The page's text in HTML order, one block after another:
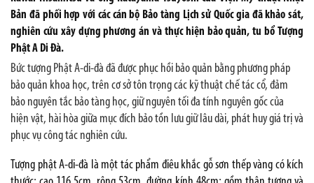
Bản đã phối hợp với các cán bộ Bảo tàng Lịch sử Quốc gia đã khảo sát,
nghiên cứu xây dựng phương án và thực hiện bảo quản, tu bổ Tượng
Phật A Di Đà.
Bức tượng Phật A-di-đà đã được phục hồi bảo quản bằng phương pháp
bảo quản khoa học, trên cơ sở tôn trọng các kỹ thuật chế tác cổ, đảm
bảo nguyên tắc bảo tàng học, giữ nguyên tối đa tính nguyên gốc của
hiện vật, hài hòa giữa mục đích bảo tồn lưu giữ lâu dài, phát huy giá trị và
phục vụ công tác nghiên cứu.
Tượng phật A-di-đà là một tác phẩm điêu khắc gỗ sơn thếp vàng có kích